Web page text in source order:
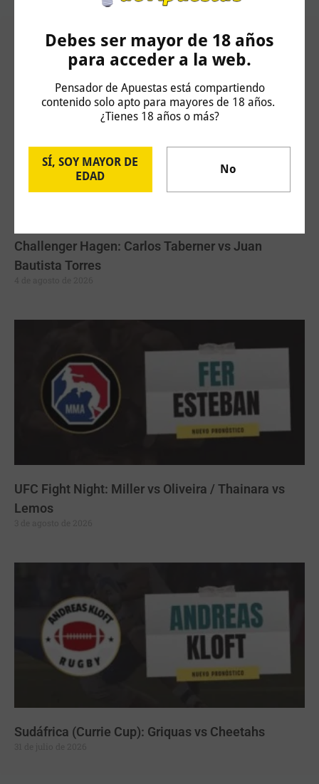
Debes ser mayor de 18 años
para acceder a la web.
Pensador de Apuestas está compartiendo
contenido solo apto para mayores de 18 años.
¿Tienes 18 años o más?
SÍ, SOY MAYOR DE
EDAD
No
Artículos Relacionados
Challenger Hagen: Carlos Taberner vs Juan
Bautista Torres
UFC Fight Night: Miller vs Oliveira / Thainara vs
Lemos
Sudáfrica (Currie Cup): Griquas vs Cheetahs